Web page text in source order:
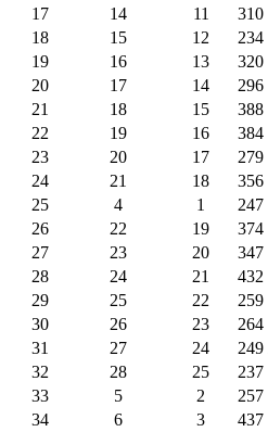
17
14 11 310
18
15 12 234
19
16 13 320
20
17 14 296
21
18 15 388
22
19 16 384
23
20 17 279
24
21 18 356
25
4 1 247
26
22 19 374
27
23 20 347
28
24 21 432
29
25 22 259
30
26 23 264
31
27 24 249
32
28 25 237
33
5 2 257
34
6 3 437